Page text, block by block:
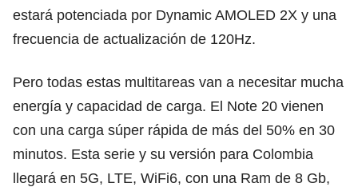
estará potenciada por Dynamic AMOLED 2X y una
frecuencia de actualización de 120Hz.
Pero todas estas multitareas van a necesitar mucha
energía y capacidad de carga. El Note 20 vienen
con una carga súper rápida de más del 50% en 30
minutos. Esta serie y su versión para Colombia
llegará en 5G, LTE, WiFi6, con una Ram de 8 Gb,